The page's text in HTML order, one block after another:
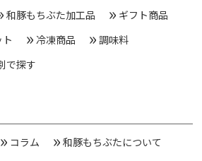
和豚もちぶた加工品
ギフト商品
冷凍商品
調味料
で探す
コラム
和豚もちぶたについて